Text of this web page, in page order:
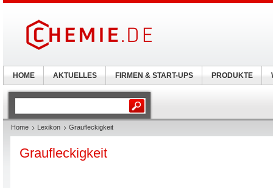
Home Lexikon Graufleckigkeit
Graufleckigkeit
HOME AKTUELLES FIRMEN & START-UPS PRODUKTE